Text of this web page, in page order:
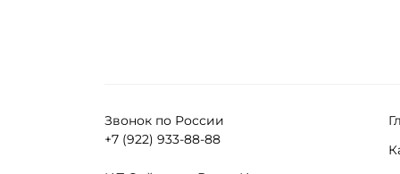
Звонок по России
+7 (922) 933-88-88